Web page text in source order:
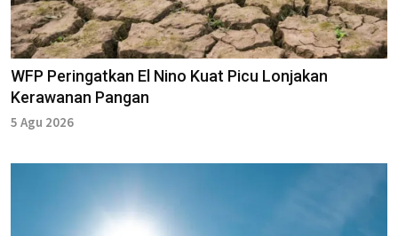
WFP Peringatkan El Nino Kuat Picu Lonjakan
Kerawanan Pangan
5 Agu 2026